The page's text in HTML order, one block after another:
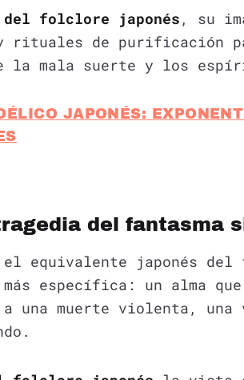
folclore japonés , su
rituales de purificación
la mala suerte y los
JAPONÉS:
del fantasma
el equivalente japonés del
específica: un alma
una muerte violenta, una